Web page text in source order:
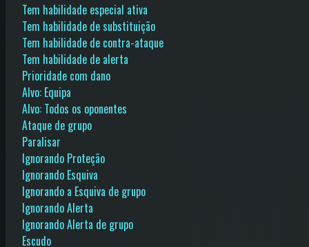
Tem habilidade especial ativa
Tem habilidade de substituição
Tem habilidade de contra-ataque
Tem habilidade de alerta
Prioridade com dano
Alvo: Equipa
Alvo: Todos os oponentes
Ataque de grupo
Paralisar
Ignorando Proteção
Ignorando Esquiva
Ignorando a Esquiva de grupo
Ignorando Alerta
Ignorando Alerta de grupo
Escudo